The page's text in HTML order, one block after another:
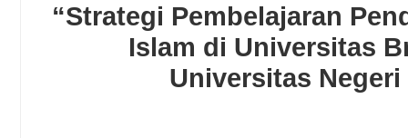
“Strategi Pembelajaran
Islam di Universitas
Universitas